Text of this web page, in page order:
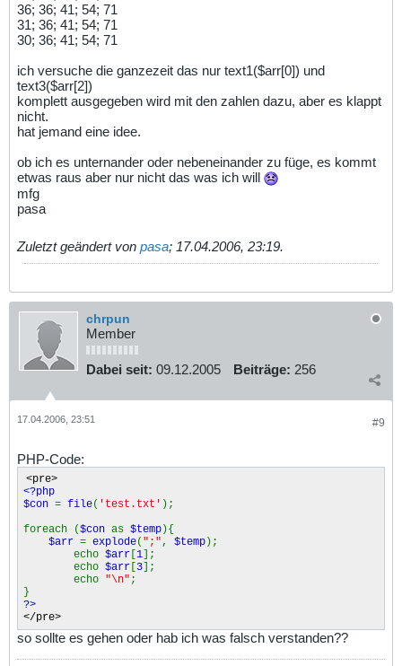
36; 36; 41; 54; 71
31; 36; 41; 54; 71
30; 36; 41; 54; 71
ich versuche die ganzezeit das nur text1($arr[0]) und
text3($arr[2])
komplett ausgegeben wird mit den zahlen dazu, aber es klappt
nicht.
hat jemand eine idee.
ob ich es unternander oder nebeneinander zu füge, es kommt
etwas raus aber nur nicht das was ich will
mfg
pasa
Zuletzt geändert von pasa; 17.04.2006, 23:19.
chrpun
Member
Dabei seit: 09.12.2005 Beiträge: 256
#9
17.04.2006, 23:51
PHP-Code:
<pre>
<?php
$con = file( 'test.txt' );
foreach ($con as $temp){
$arr = explode( ";" , $temp);
echo $arr [1];
echo $arr [3];
echo "\n" ;
}
?>
</pre>
so sollte es gehen oder hab ich was falsch verstanden??